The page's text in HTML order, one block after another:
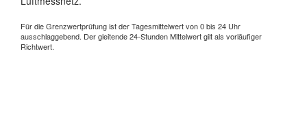
Für die Grenzwertprüfung ist der Tagesmittelwert von 0 bis 24 Uhr
ausschlaggebend. Der gleitende 24-Stunden Mittelwert gilt als vorläufiger
Richtwert.